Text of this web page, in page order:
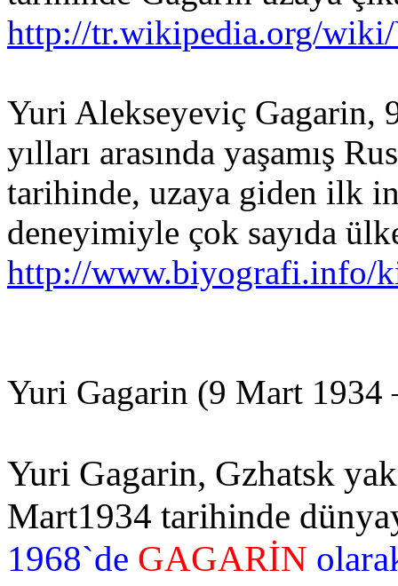
http://tr.wikipedia.org/
Yuri Alekseyeviç Gagarin,
yılları arasında yaşamış
tarihinde, uzaya giden ilk
deneyimiyle çok sayıda
http://www.biyografi.info/
Yuri Gagarin (9 Mart 1934
Yuri Gagarin, Gzhatsk
Mart1934 tarihinde
1968`de GAGARİN